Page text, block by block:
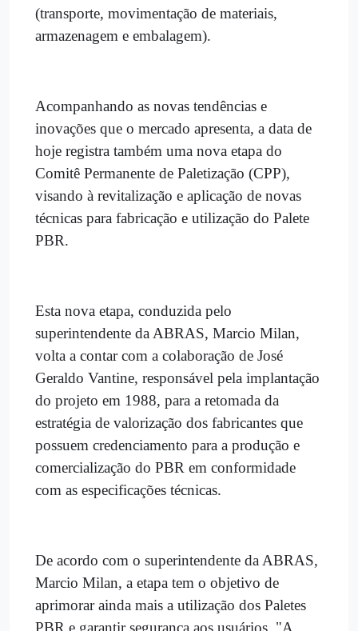
(transporte, movimentação de materiais,
armazenagem e embalagem).
Acompanhando as novas tendências e
inovações que o mercado apresenta, a data de
hoje registra também uma nova etapa do
Comitê Permanente de Paletização (CPP),
visando à revitalização e aplicação de novas
técnicas para fabricação e utilização do Palete
PBR.
Esta nova etapa, conduzida pelo
superintendente da ABRAS, Marcio Milan,
volta a contar com a colaboração de José
Geraldo Vantine, responsável pela implantação
do projeto em 1988, para a retomada da
estratégia de valorização dos fabricantes que
possuem credenciamento para a produção e
comercialização do PBR em conformidade
com as especificações técnicas.
De acordo com o superintendente da ABRAS,
Marcio Milan, a etapa tem o objetivo de
aprimorar ainda mais a utilização dos Paletes
PBR e garantir segurança aos usuários. "A